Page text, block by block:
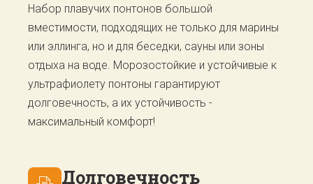
Набор плавучих понтонов большой
вместимости, подходящих не только для марины
или эллинга, но и для беседки, сауны или зоны
отдыха на воде. Морозостойкие и устойчивые к
ультрафиолету понтоны гарантируют
долговечность, а их устойчивость -
максимальный комфорт!
Долговечность